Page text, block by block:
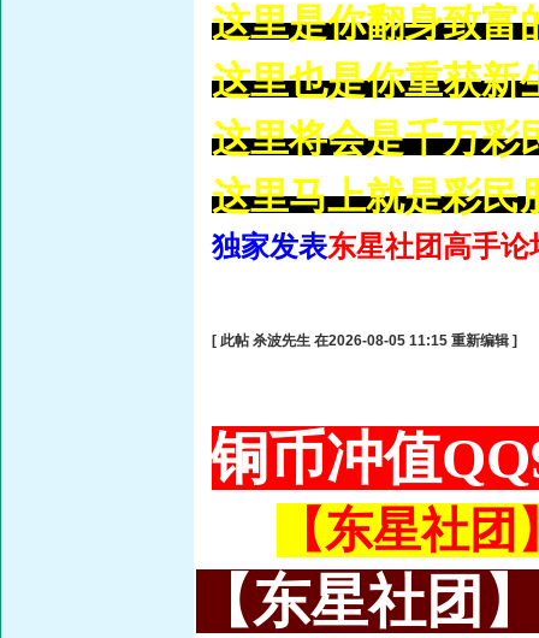
这里是你翻身致富
这里也是你重获新
这里将会是千万彩
这里马上就是彩民
独家发表东星社团高手论
[ 此帖 杀波先生 在2026-08-05 11:15 重新编辑 ]
铜币冲值
【东星社
【东星社团